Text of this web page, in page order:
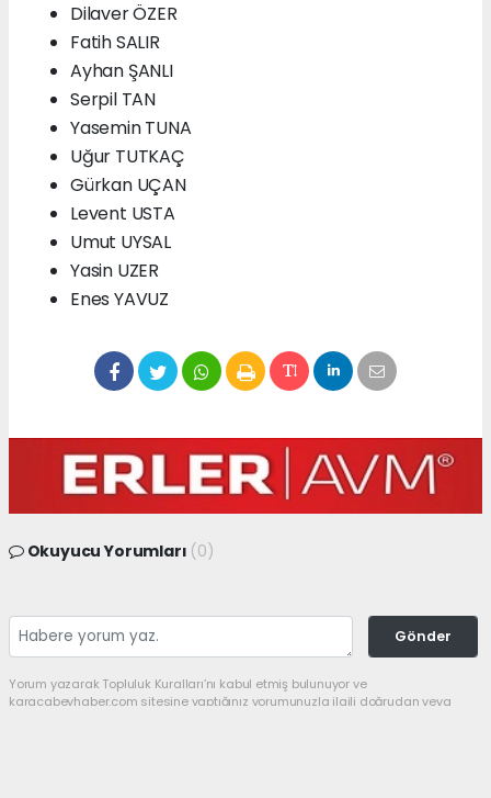
Dilaver ÖZER
Fatih SALIR
Ayhan ŞANLI
Serpil TAN
Yasemin TUNA
Uğur TUTKAÇ
Gürkan UÇAN
Levent USTA
Umut UYSAL
Yasin UZER
Enes YAVUZ
Okuyucu Yorumları (0)
Gönder
Yorum yazarak Topluluk Kuralları’nı kabul etmiş bulunuyor ve
karacabeyhaber.com sitesine yaptığınız yorumunuzla ilgili doğrudan veya